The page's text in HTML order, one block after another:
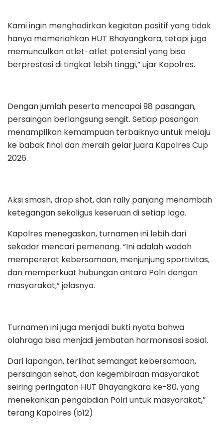
Kami ingin menghadirkan kegiatan positif yang tidak
hanya memeriahkan HUT Bhayangkara, tetapi juga
memunculkan atlet-atlet potensial yang bisa
berprestasi di tingkat lebih tinggi,” ujar Kapolres.
Dengan jumlah peserta mencapai 98 pasangan,
persaingan berlangsung sengit. Setiap pasangan
menampilkan kemampuan terbaiknya untuk melaju
ke babak final dan meraih gelar juara Kapolres Cup
2026.
Aksi smash, drop shot, dan rally panjang menambah
ketegangan sekaligus keseruan di setiap laga.
Kapolres menegaskan, turnamen ini lebih dari
sekadar mencari pemenang. “Ini adalah wadah
mempererat kebersamaan, menjunjung sportivitas,
dan memperkuat hubungan antara Polri dengan
masyarakat,” jelasnya.
Turnamen ini juga menjadi bukti nyata bahwa
olahraga bisa menjadi jembatan harmonisasi sosial.
Dari lapangan, terlihat semangat kebersamaan,
persaingan sehat, dan kegembiraan masyarakat
seiring peringatan HUT Bhayangkara ke-80, yang
menekankan pengabdian Polri untuk masyarakat,”
terang Kapolres (b12)